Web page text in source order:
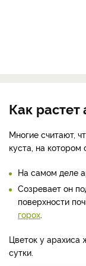
Как растет
Многие считают,
куста, на котором
На самом деле
Созревает он
поверхности
горох
Цветок у арахиса
сутки.